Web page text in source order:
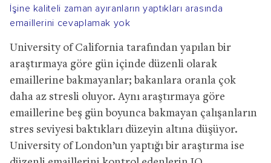
İşine kaliteli zaman ayıranların yaptıkları arasında
emaillerini cevaplamak yok
University of California tarafından yapılan bir
araştırmaya göre gün içinde düzenli olarak
emaillerine bakmayanlar; bakanlara oranla çok
daha az stresli oluyor. Aynı araştırmaya göre
emaillerine beş gün boyunca bakmayan çalışanların
stres seviyesi baktıkları düzeyin altına düşüyor.
University of London’un yaptığı bir araştırma ise